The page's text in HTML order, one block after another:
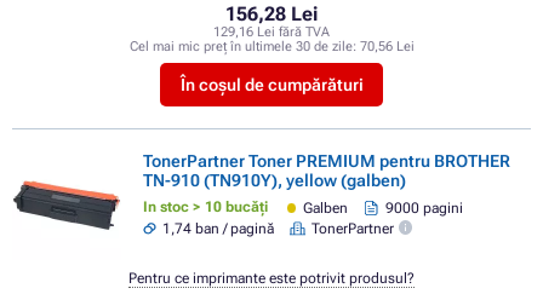
156,28 Lei
129,16 Lei fără TVA
Cel mai mic preț în ultimele 30 de zile: 70,56 Lei
În coșul de cumpărături
TonerPartner Toner PREMIUM pentru BROTHER
TN-910 (TN910Y), yellow (galben)
In stoc > 10 bucăți Galben
9000 pagini
1,74 ban / pagină
TonerPartner
Pentru ce imprimante este potrivit produsul?